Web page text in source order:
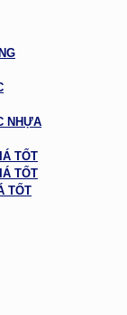
NHỰA
TỐT
TỐT
TỐT